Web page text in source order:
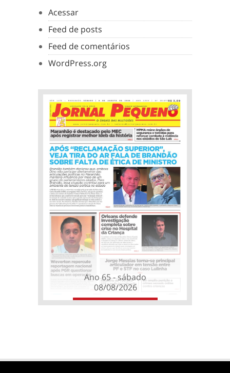
Acessar
Feed de posts
Feed de comentários
WordPress.org
Ano 65 - sábado
08/08/2026